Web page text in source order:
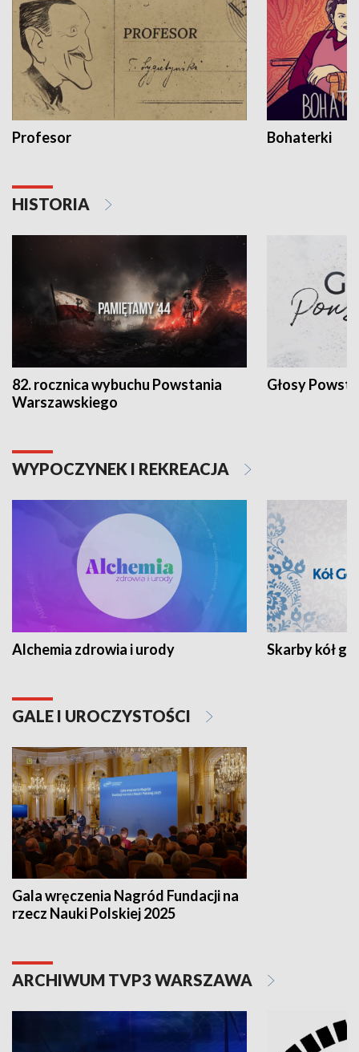
Profesor Bohaterki
HISTORIA
82. rocznica wybuchu Powstania
Warszawskiego
Głosy
WYPOCZYNEK I REKREACJA
Alchemia zdrowia i urody Skarby kół
GALE I UROCZYSTOŚCI
Gala wręczenia Nagród Fundacji na
rzecz Nauki Polskiej 2025
ARCHIWUM TVP3 WARSZAWA